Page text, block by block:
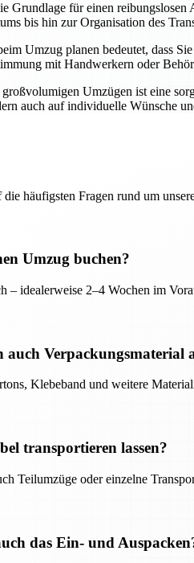
Grundlage für einen
bis hin zur Organisation des
Umzug planen bedeutet, dass
mit Handwerkern oder
Umzügen ist eine
auch auf individuelle Wünsche
häufigsten Fragen rund um
Umzug buchen?
– idealerweise 2–4 Wochen im
auch Verpackungsmaterial
Klebeband und weitere
transportieren lassen?
Teilumzüge oder einzelne
das Ein- und